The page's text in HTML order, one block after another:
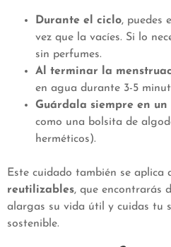
Durante el ciclo, puedes
vez que la vacíes. Si lo
sin perfumes.
Al terminar la
en agua durante 3-5
Guárdala siempre en
como una bolsita de
herméticos).
Este cuidado también se aplica
reutilizables, que encontrarás
alargas su vida útil y cuidas tu
sostenible.